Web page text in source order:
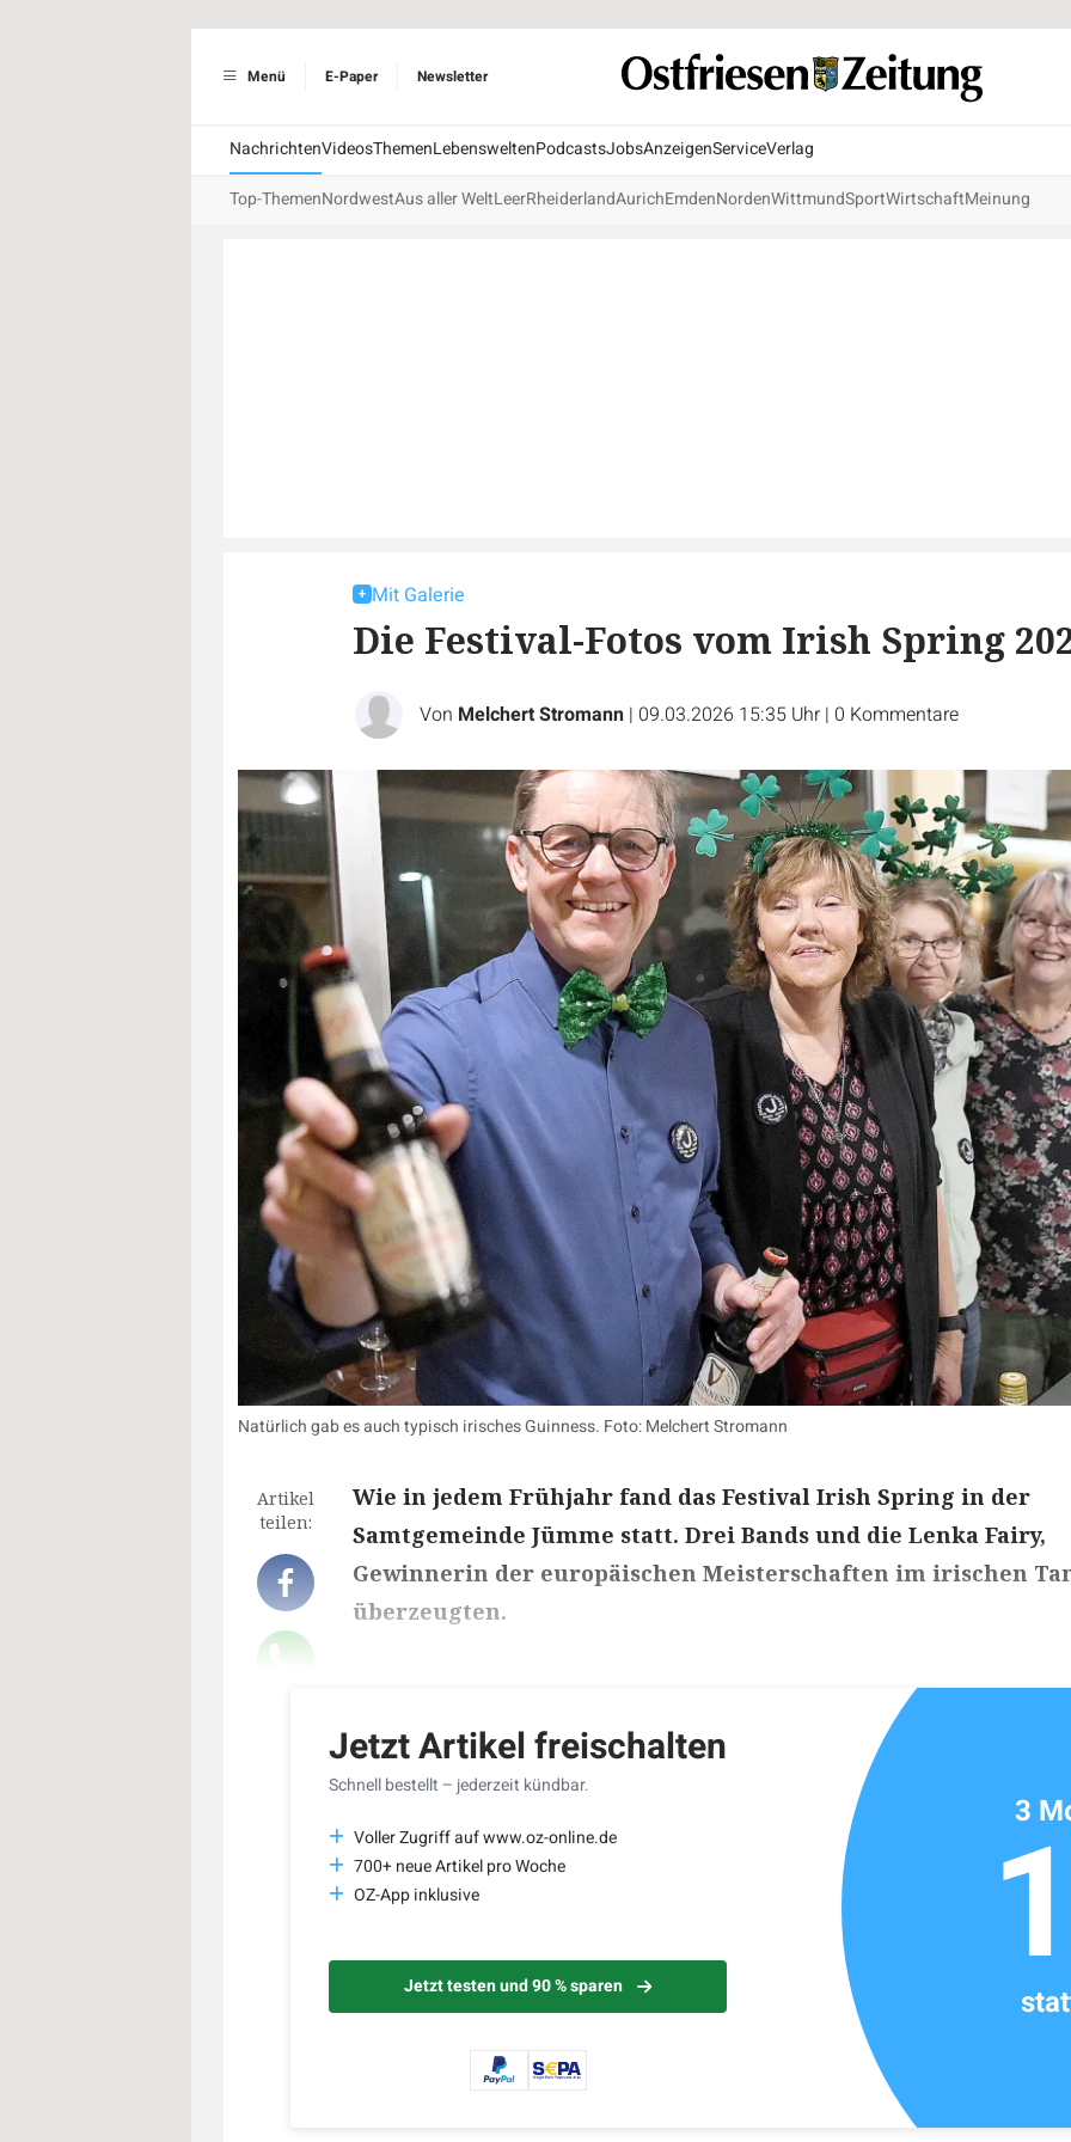
Menü E-Paper Newsletter
NachrichtenVideosThemenLebensweltenPodcastsJobsAnzeigenServiceVerlag
Top-ThemenNordwestAus aller WeltLeerRheiderlandAurichEmdenNordenWittmundSportWirtschaftMeinung
Mit Galerie
Die Festival-Fotos vom Irish Spring
Von Melchert Stromann | 09.03.2026 15:35 Uhr | 0 Kommentare
Natürlich gab es auch typisch irisches Guinness. Foto: Melchert Stromann
Artikel
teilen:
Wie in jedem Frühjahr fand das Festival Irish Spring in der
Samtgemeinde Jümme statt. Drei Bands und die Lenka Fairy,
Gewinnerin der europäischen Meisterschaften im irischen
überzeugten.
Jetzt Artikel freischalten
Schnell bestellt – jederzeit kündbar.
Voller Zugriff auf www.oz-online.de
700+ neue Artikel pro Woche
OZ-App inklusive
Jetzt testen und 90 % sparen
3